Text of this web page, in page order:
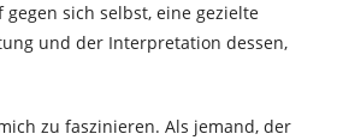
sich selbst, eine gezielte
und der Interpretation dessen,
zu faszinieren. Als jemand, der